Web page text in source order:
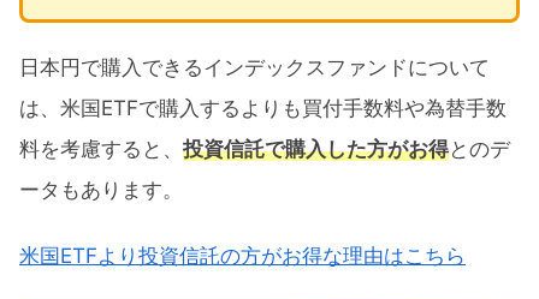
日本円で購入できるインデックスファンドについて
は、米国ETFで購入するよりも買付手数料や為替手数
料を考慮すると、 投資信託で購入した方がお得とのデ
ータもあります。
米国ETFより投資信託の方がお得な理由はこちら